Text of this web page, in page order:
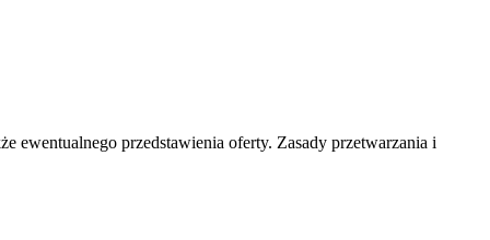
ewentualnego przedstawienia oferty. Zasady przetwarzania i